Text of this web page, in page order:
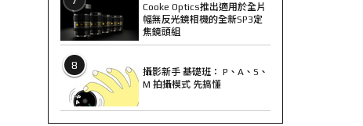
Cooke Optics推出適用於全片
幅無反光鏡相機的全新SP3定
焦鏡頭組
8
攝影新手 基礎班： P、A、S、
M 拍攝模式 先搞懂